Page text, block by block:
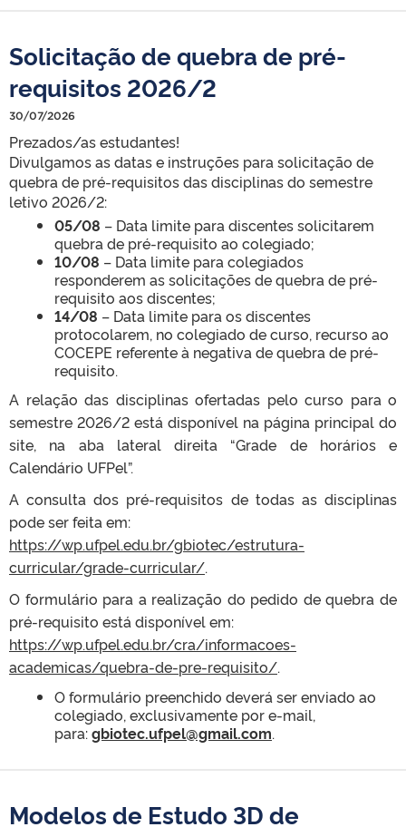
Solicitação de quebra de pré-
requisitos 2026/2
30/07/2026
Prezados/as estudantes!
Divulgamos as datas e instruções para solicitação de
quebra de pré-requisitos das disciplinas do semestre
letivo 2026/2:
05/08 – Data limite para discentes solicitarem
quebra de pré-requisito ao colegiado;
10/08 – Data limite para colegiados
responderem as solicitações de quebra de pré-
requisito aos discentes;
14/08 – Data limite para os discentes
protocolarem, no colegiado de curso, recurso ao
COCEPE referente à negativa de quebra de pré-
requisito.
A relação das disciplinas ofertadas pelo curso para o
semestre 2026/2 está disponível na página principal do
site, na aba lateral direita “Grade de horários e
Calendário UFPel”.
A consulta dos pré-requisitos de todas as disciplinas
pode ser feita em:
https://wp.ufpel.edu.br/gbiotec/estrutura-
curricular/grade-curricular/.
O formulário para a realização do pedido de quebra de
pré-requisito está disponível em:
https://wp.ufpel.edu.br/cra/informacoes-
academicas/quebra-de-pre-requisito/.
O formulário preenchido deverá ser enviado ao
colegiado, exclusivamente por e-mail,
para:gbiotec.ufpel@gmail.com.
Modelos de Estudo 3D de